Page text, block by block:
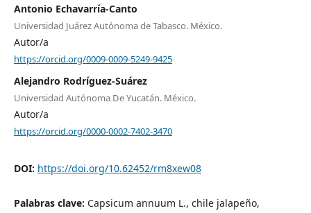
Antonio Echavarría-Canto
Universidad Juárez Autónoma de Tabasco. México.
Autor/a
https://orcid.org/0009-0009-5249-9425
Alejandro Rodríguez-Suárez
Universidad Autónoma De Yucatán. México.
Autor/a
https://orcid.org/0000-0002-7402-3470
DOI: https://doi.org/10.62452/rm8xew08
Palabras clave: Capsicum annuum L., chile jalapeño,